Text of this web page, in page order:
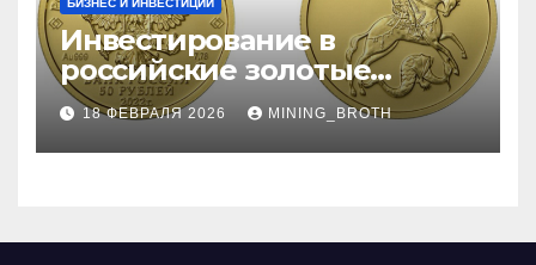
БИЗНЕС И ИНВЕСТИЦИИ
Инвестирование в
российские золотые
монеты: подробное
руководство
18 ФЕВРАЛЯ 2026 MINING_BROTH